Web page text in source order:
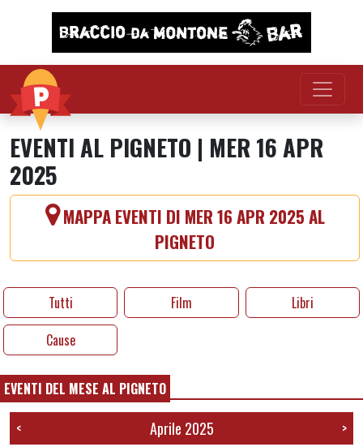
Vai al contenuto
EVENTI AL PIGNETO | MER 16 APR
2025
MAPPA EVENTI DI MER 16 APR 2025 AL
PIGNETO
Tutti Film
Libri
Cause
EVENTI DEL MESE AL PIGNETO
< Aprile 2025 >